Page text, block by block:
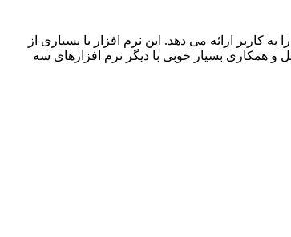
کاربر ارائه می دهد. این نرم افزار با بسیاری از
و همکاری بسیار خوبی با دیگر نرم افزارهای سه